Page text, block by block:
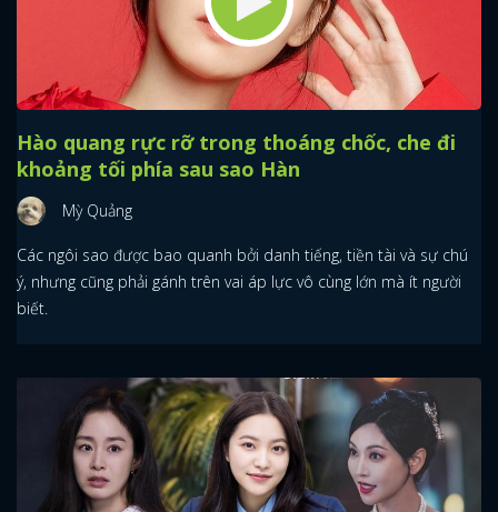
Hào quang rực rỡ trong thoáng chốc, che đi
khoảng tối phía sau sao Hàn
Mỳ Quảng
Các ngôi sao được bao quanh bởi danh tiếng, tiền tài và sự chú
ý, nhưng cũng phải gánh trên vai áp lực vô cùng lớn mà ít người
biết.